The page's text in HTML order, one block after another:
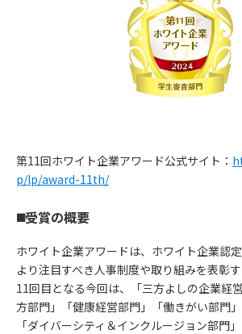
第11回ホワイト企業アワード公式サイト：
p/lp/award-11th/
◼️受賞の概要
ホワイト企業アワードは、ホワイト企業認
より注目すべき人事制度や取り組みを表彰
11回目となる今回は、「三方よしの企業経
方部門」「健康経営部門」「働きがい部門」
「ダイバーシティ＆インクルージョン部門